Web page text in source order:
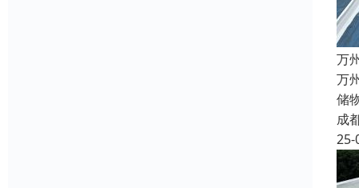
万
万
储
成
25-